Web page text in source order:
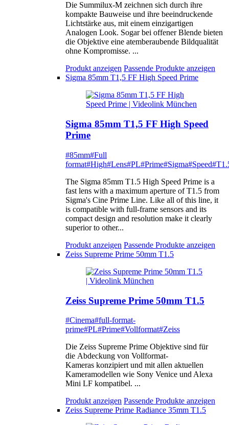
Die Summilux-M zeichnen sich durch ihre
kompakte Bauweise und ihre beeindruckende
Lichtstärke aus, mit einem einzigartigen
Analogen Look. Sogar bei offener Blende bieten
die Objektive eine atemberaubende Bildqualität
ohne Kompromisse. ...
Produkt anzeigen Passende Produkte anzeigen
Sigma 85mm T1,5 FF High Speed Prime
Sigma 85mm T1,5 FF High Speed
Prime
#85mm#Full
format#High#Lens#PL#Prime#Sigma#Speed
The Sigma 85mm T1.5 High Speed Prime is a
fast lens with a maximum aperture of T1.5 from
Sigma's Cine Prime Line. Like all of this line, it
is compatible with full-frame sensors and its
compact design and resolution make it clearly
superior to other...
Produkt anzeigen Passende Produkte anzeigen
Zeiss Supreme Prime 50mm T1.5
Zeiss Supreme Prime 50mm T1.5
#Cinema#full-format-
prime#PL#Prime#Vollformat#Zeiss
Die Zeiss Supreme Prime Objektive sind für
die Abdeckung von Vollformat-
Kameras konzipiert und mit allen aktuellen
Kameramodellen wie Sony Venice und Alexa
Mini LF kompatibel. ...
Produkt anzeigen Passende Produkte anzeigen
Zeiss Supreme Prime Radiance 35mm T1.5